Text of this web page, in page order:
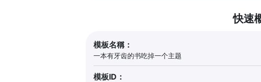
快速
模板名稱：
一本有牙齿的书吃掉一个主题
模板ID：